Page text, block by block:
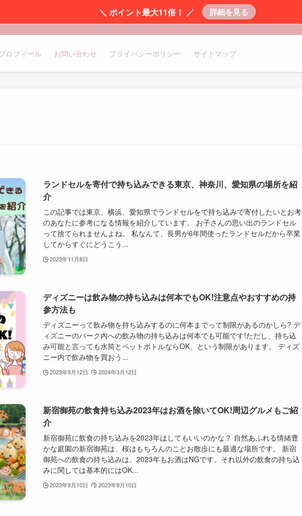
＼ ポイント最大11倍！ ／ 詳細を見る
ロフィール お問い合わせ プライバシーポリシー サイトマップ
ランドセルを寄付で持ち込みできる東京、神奈川、愛知県の場所を紹
介
この記事では東京、横浜、愛知県でランドセルをで持ち込みで寄付したいとお考
のあなたに参考になる情報を紹介しています。 お子さんの思い出のランドセル
って捨てられませんよね。 私なんて、長男が6年間使ったランドセルだから卒業
してからすぐにどうこう...
2023年11月8日
ディズニーは飲み物の持ち込みは何本でもOK!注意点やおすすめの持
参方法も
ディズニーって飲み物を持ち込みするのに何本までって制限があるのかしら? デ
ィズニーのパーク内への飲み物の持ち込みは何本でも可能です!ただし、持ち込
み可能と言っても水筒とペットボトルならOK、という制限があります。 ディズ
ニー内で飲み物を買おう...
2023年9月12日 2024年3月12日
新宿御苑の飲食持ち込み2023年はお酒を除いてOK!周辺グルメもご紹
介
新宿御苑に飲食の持ち込みを2023年はしてもいいのかな？ 自然あふれる情緒豊
かな庭園の新宿御苑は、桜はもちろんのことお散歩にも最適な場所です。 新宿
御苑への飲食の持ち込みは、2023年もお酒はNGです。それ以外の飲食の持ち込
みに関しては基本的にはOK...
2023年9月10日 2023年9月10日